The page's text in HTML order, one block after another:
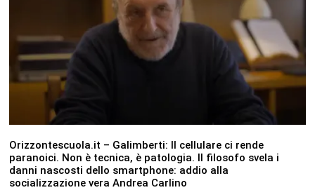
Orizzontescuola.it – Galimberti: Il cellulare ci rende
paranoici. Non è tecnica, è patologia. Il filosofo svela i
danni nascosti dello smartphone: addio alla
socializzazione vera Andrea Carlino